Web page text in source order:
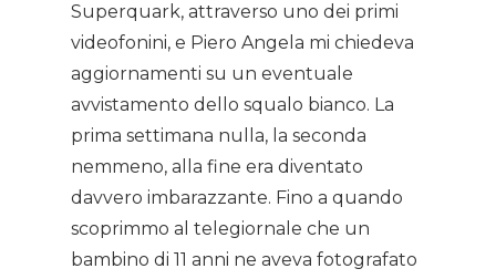
Superquark, attraverso uno dei primi
videofonini, e Piero Angela mi chiedeva
aggiornamenti su un eventuale
avvistamento dello squalo bianco. La
prima settimana nulla, la seconda
nemmeno, alla fine era diventato
davvero imbarazzante. Fino a quando
scoprimmo al telegiornale che un
bambino di 11 anni ne aveva fotografato